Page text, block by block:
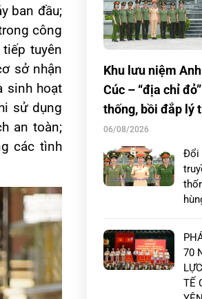
ban đầu;
công
tuyên
sở nhận
sinh hoạt
sử dụng
an toàn;
các tình
Khu lưu niệm
Cúc – “địa chỉ
thống, bồi đắp lý
06/08/2026
Đổi
70
TẾ